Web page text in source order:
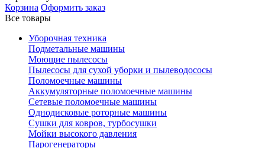
Корзина Оформить заказ
Все товары
Уборочная техника
Подметальные машины
Моющие пылесосы
Пылесосы для сухой уборки и пылеводососы
Поломоечные машины
Аккумуляторные поломоечные машины
Сетевые поломоечные машины
Однодисковые роторные машины
Сушки для ковров, турбосушки
Мойки высокого давления
Парогенераторы